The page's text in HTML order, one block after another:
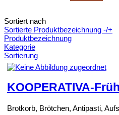
Sortiert nach
Sortierte Produktbezeichnung -/+
Produktbezeichnung
Kategorie
Sortierung
KOOPERATIVA-
Brotkorb, Brötchen, Antipasti,